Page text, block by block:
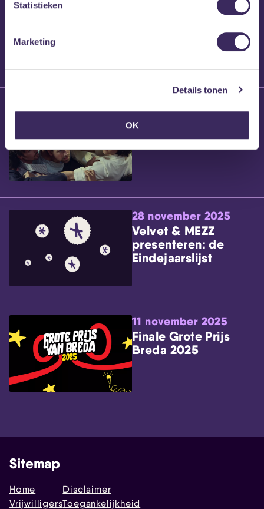
Statistieken
Marketing
Details tonen
OK
Brennt Vanneste
Willem’s Blog: Ão
28 november 2025
Velvet & MEZZ
presenteren: de
Eindejaarslijst
11 november 2025
Finale Grote Prijs
Breda 2025
Sitemap
Home
Vrijwilligers
Disclaimer
Toegankelijkheid